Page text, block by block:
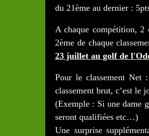
du 21ème au dernier :
A chaque compétition, 2
2ème de chaque
23 juillet au golf de
Pour le classement Net
classement brut, c’est le
(Exemple : Si une dame
seront qualifiées etc…)
Une surprise